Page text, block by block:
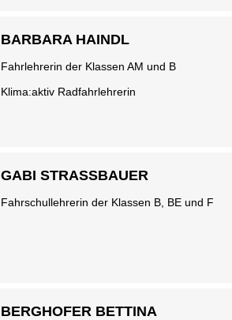
BARBARA HAINDL
Fahrlehrerin der Klassen AM und B
Klima:aktiv Radfahrlehrerin
GABI STRASSBAUER
Fahrschullehrerin der Klassen B, BE und F
BERGHOFER BETTINA